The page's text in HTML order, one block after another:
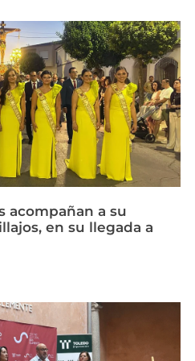
acompañan a su
en su llegada a